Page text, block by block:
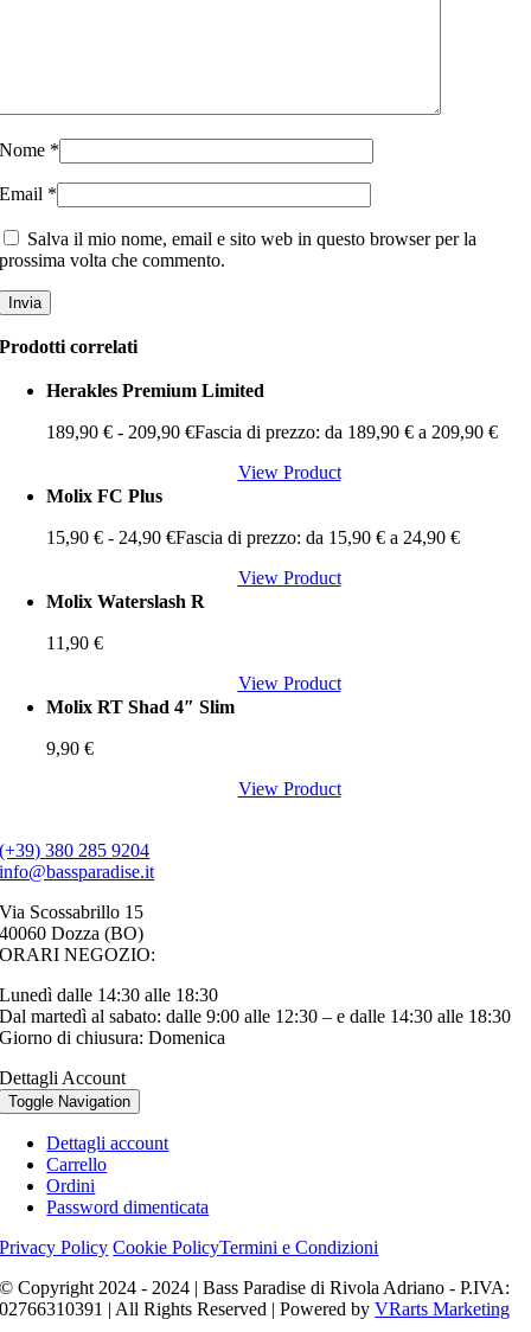
Nome *
Email *
Salva il mio nome, email e sito web in questo browser per la
prossima volta che commento.
Prodotti correlati
Herakles Premium Limited
189,90€ - 209,90€Fascia di prezzo: da 189,90 € a 209,90 €
View Product
Molix FC Plus
15,90€ - 24,90€Fascia di prezzo: da 15,90 € a 24,90 €
View Product
Molix Waterslash R
11,90€
View Product
Molix RT Shad 4″ Slim
9,90€
View Product
(+39) 380 285 9204
info@bassparadise.it
Via Scossabrillo 15
40060 Dozza (BO)
ORARI NEGOZIO:
Lunedì dalle 14:30 alle 18:30
Dal martedì al sabato: dalle 9:00 alle 12:30 – e dalle 14:30 alle 18:30
Giorno di chiusura: Domenica
Dettagli Account
Toggle Navigation
Dettagli account
Carrello
Ordini
Password dimenticata
Privacy Policy Cookie PolicyTermini e Condizioni
© Copyright 2024 - 2024 | Bass Paradise di Rivola Adriano - P.IVA:
02766310391 | All Rights Reserved | Powered byVRarts Marketing